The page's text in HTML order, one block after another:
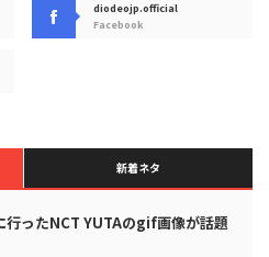
diodeojp.official
Facebook
新着ネタ
行ったNCT YUTAのgif画像が話題